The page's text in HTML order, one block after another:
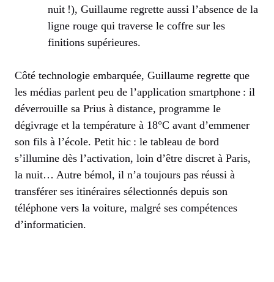
nuit !), Guillaume regrette aussi l’absence de la
ligne rouge qui traverse le coffre sur les
finitions supérieures.
Côté technologie embarquée, Guillaume regrette que
les médias parlent peu de l’application smartphone : il
déverrouille sa Prius à distance, programme le
dégivrage et la température à 18°C avant d’emmener
son fils à l’école. Petit hic : le tableau de bord
s’illumine dès l’activation, loin d’être discret à Paris,
la nuit… Autre bémol, il n’a toujours pas réussi à
transférer ses itinéraires sélectionnés depuis son
téléphone vers la voiture, malgré ses compétences
d’informaticien.